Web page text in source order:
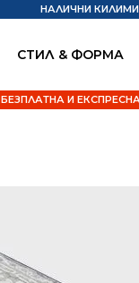
СТИЛ & ФОРМА
НАЛИЧНИ
БЕЗПЛАТНА И